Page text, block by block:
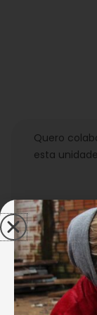
Quero
esta
A LBV
seuCentro
José de